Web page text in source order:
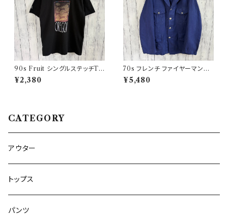
90s Fruit シングルステッチTシ
ャツ プリントT
¥2,380
70s フレンチ ファイヤーマンジ
ャケット ワークジャケット ヴィン
テージ
¥5,480
CATEGORY
アウター
トップス
パンツ